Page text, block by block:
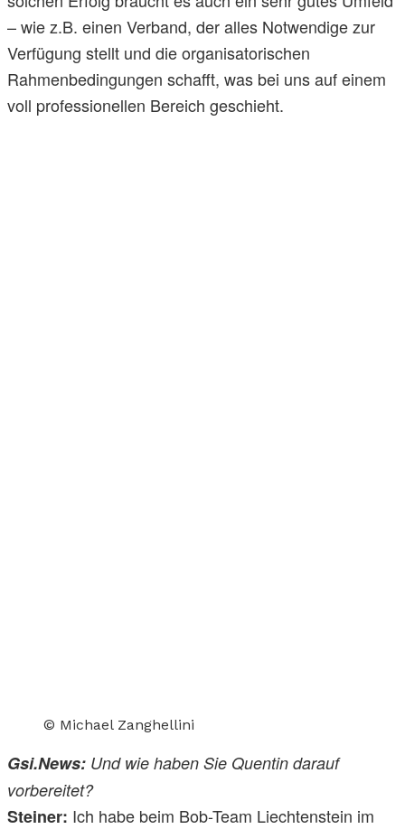
– wie z.B. einen Verband, der alles Notwendige zur
Verfügung stellt und die organisatorischen
Rahmenbedingungen schafft, was bei uns auf einem
voll professionellen Bereich geschieht.
© Michael Zanghellini
Gsi.News: Und wie haben Sie Quentin darauf
vorbereitet?
Steiner: Ich habe beim Bob-Team Liechtenstein im